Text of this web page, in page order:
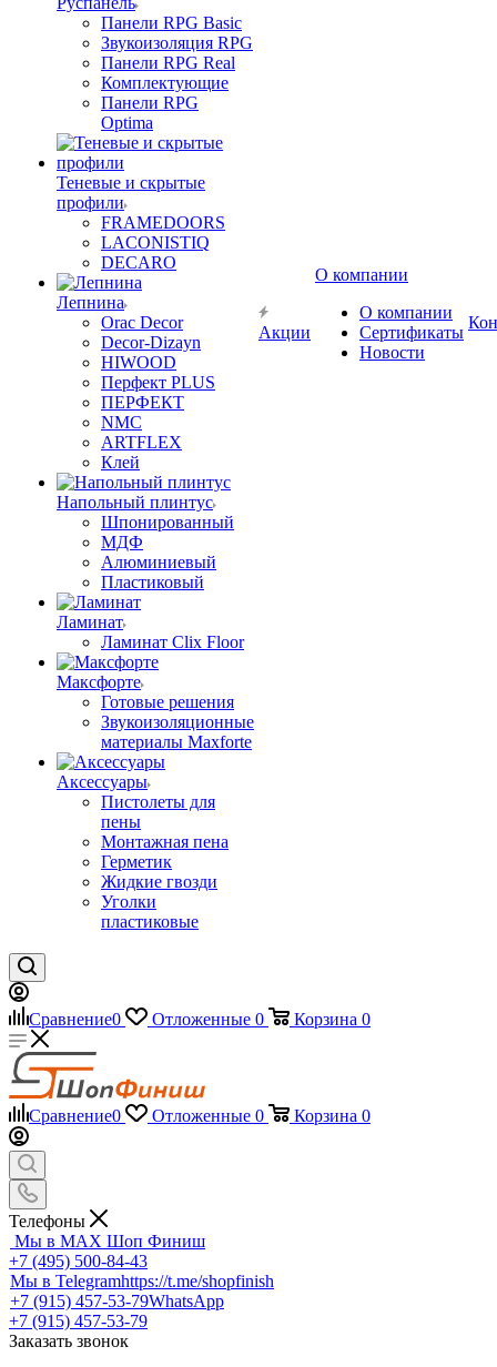
Панели RPG Basic
Звукоизоляция RPG
Панели RPG Real
Комплектующие
Панели RPG
Optima
Теневые и скрытые
профили
FRAMEDOORS
LACONISTIQ
DECARO
Лепнина
Orac Decor
Decor-Dizayn
HIWOOD
Перфект PLUS
ПЕРФЕКТ
NMC
ARTFLEX
Клей
Напольный плинтус
Шпонированный
МДФ
Алюминиевый
Пластиковый
Ламинат
Ламинат Clix Floor
Максфорте
Готовые решения
Звукоизоляционные
материалы Maxforte
Аксессуары
Пистолеты для
пены
Монтажная пена
Герметик
Жидкие гвозди
Уголки
пластиковые
Акции
О компании
О компании
Сертификаты
Новости
Сравнение0 Отложенные 0 Корзина 0
Сравнение0 Отложенные 0 Корзина 0
Телефоны
Мы в MAX Шоп Финиш
+7 (495) 500-84-43
Мы в Telegramhttps://t.me/shopfinish
+7 (915) 457-53-79WhatsApp
+7 (915) 457-53-79
Заказать звонок